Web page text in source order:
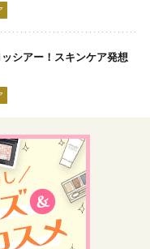
シアー！スキンケア発想